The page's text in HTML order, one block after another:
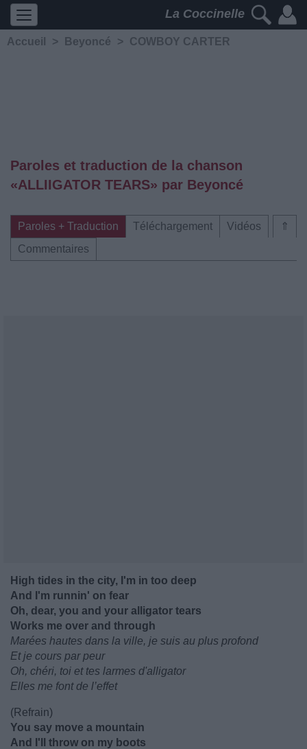
La Coccinelle
Accueil > Beyoncé > COWBOY CARTER
Paroles et traduction de la chanson
«ALLIIGATOR TEARS» par Beyoncé
⇑
Paroles + Traduction Téléchargement
Vidéos
Commentaires
High tides in the city, I'm in too deep
And I'm runnin' on fear
Oh, dear, you and your alligator tears
Works me over and through
Marées hautes dans la ville, je suis au plus profond
Et je cours par peur
Oh, chéri, toi et tes larmes d'alligator
Elles me font de l’effet
(Refrain)
You say move a mountain
And I'll throw on my boots